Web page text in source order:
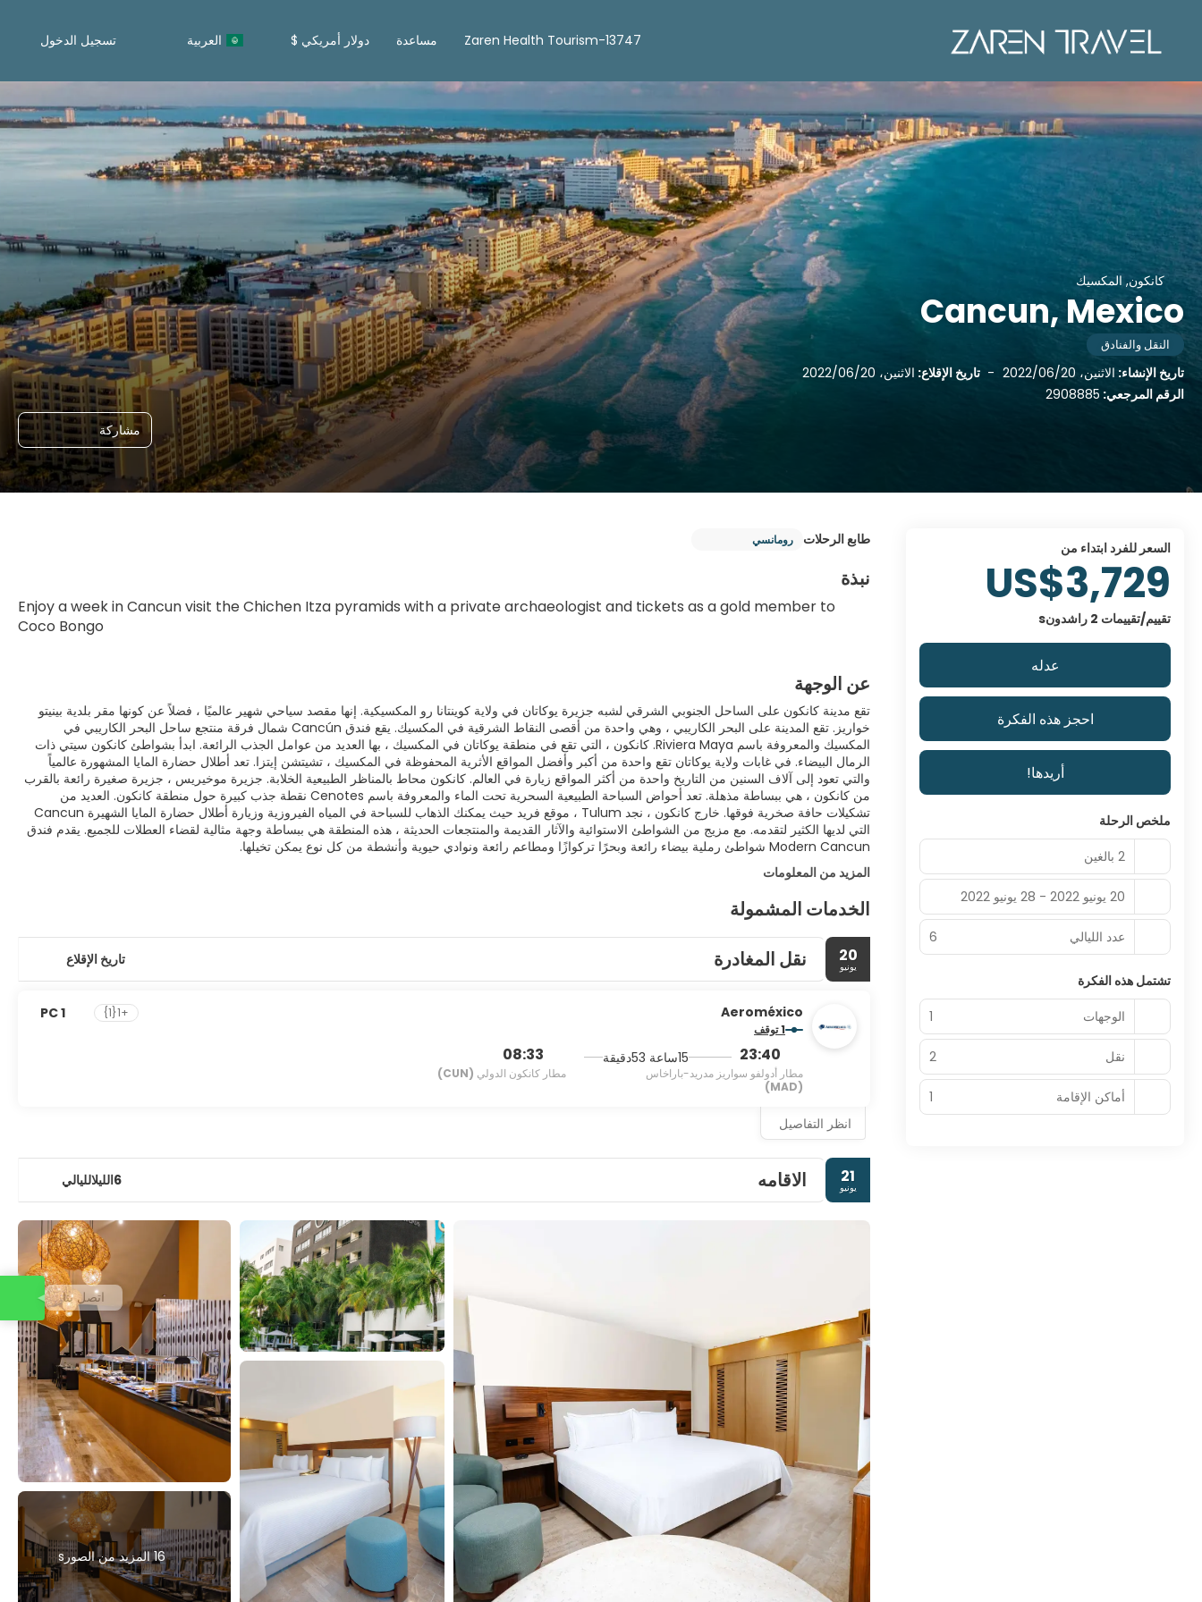
Zaren Health Tourism-13747 مساعدة دولار أمريكي $ العربية تسجيل الدخول
كانكون, المكسيك
Cancun, Mexico
النقل والفنادق
تاريخ الإنشاء: الاثنين، 2022/06/20 - تاريخ الإقلاع: الاثنين، 2022/06/20
الرقم المرجعي: 2908885
مشاركة
طابع الرحلات رومانسي
نبذة
Enjoy a week in Cancun visit the Chichen Itza pyramids with a private archaeologist and tickets as a gold member to
Coco Bongo
عن الوجهة
تقع مدينة كانكون على الساحل الجنوبي الشرقي لشبه جزيرة يوكاتان في ولاية كوينتانا رو المكسيكية. إنها مقصد سياحي شهير عالميًا ، فضلاً عن كونها مقر بلدية بينيتو
خواريز. تقع المدينة على البحر الكاريبي ، وهي واحدة من أقصى النقاط الشرقية في المكسيك. يقع فندق Cancún شمال فرقة منتجع ساحل البحر الكاريبي في
المكسيك والمعروفة باسم Riviera Maya. كانكون ، التي تقع في منطقة يوكاتان في المكسيك ، بها العديد من عوامل الجذب الرائعة. ابدأ بشواطئ كانكون سيتي ذات
الرمال البيضاء. في غابات ولاية يوكاتان تقع واحدة من أكبر وأفضل المواقع الأثرية المحفوظة في المكسيك ، تشيتشن إيتزا. تعد أطلال حضارة المايا المشهورة عالمياً
والتي تعود إلى آلاف السنين من التاريخ واحدة من أكثر المواقع زيارة في العالم. كانكون محاط بالمناظر الطبيعية الخلابة. جزيرة موخيريس ، جزيرة صغيرة رائعة بالقرب
من كانكون ، هي ببساطة مذهلة. تعد أحواض السباحة الطبيعية السحرية تحت الماء والمعروفة باسم Cenotes نقطة جذب كبيرة حول منطقة كانكون. العديد من
تشكيلات حافة صخرية فوقها. خارج كانكون ، نجد Tulum ، موقع فريد حيث يمكنك الذهاب للسباحة في المياه الفيروزية وزيارة أطلال حضارة المايا الشهيرة Cancun
التي لديها الكثير لتقدمه. مع مزيج من الشواطئ الاستوائية والآثار القديمة والمنتجعات الحديثة ، هذه المنطقة هي ببساطة وجهة مثالية لقضاء العطلات للجميع. يقدم فندق
Modern Cancun شواطئ رملية بيضاء رائعة وبحرًا تركوازًا ومطاعم رائعة ونوادي حيوية وأنشطة من كل نوع يمكن تخيلها.
المزيد من المعلومات
الخدمات المشمولة
20
يونيو نقل المغادرة تاريخ الإقلاع
Aeroméxico
1 توقف
23:40
مطار أدولفو سواريز مدريد-باراخاس
(MAD)
15ساعة 53دقيقة 08:33
مطار كانكون الدولي (CUN)
+1{1}
1 PC
انظر التفاصيل
21
يونيو الاقامه 6الليلالليالي
16 المزيد من الصورs
السعر للفرد ابتداء من
US$3,729
تقييم/تقييمات 2 راشدونs
عدله
احجز هذه الفكرة
أريدها!
ملخص الرحلة
2 بالغين
20 يونيو 2022 - 28 يونيو 2022
عدد الليالي 6
تشتمل هذه الفكرة
الوجهات
1
نقل 2
أماكن الإقامة 1
اتصل بنا